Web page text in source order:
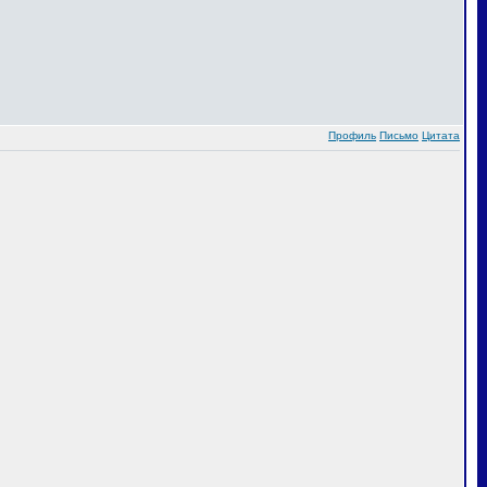
Профиль Письмо Цитата